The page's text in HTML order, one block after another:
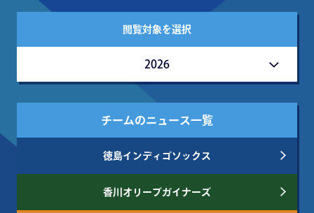
閲覧対象を選択
2026
チームのニュース一覧
徳島インディゴソックス
香川オリーブガイナーズ